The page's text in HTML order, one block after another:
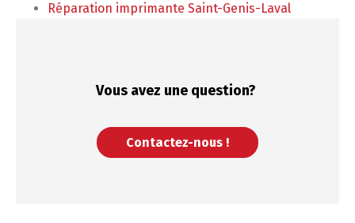
Réparation imprimante Saint-Genis-Laval
Vous avez une question?
Contactez-nous !